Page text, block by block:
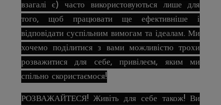
взагалі є) часто використовуються лише для
того, щоб працювати ще ефективніше і
відповідати суспільним вимогам та ідеалам. Ми
хочемо поділитися з вами можливістю трохи
розважитися для себе, привілеєм, яким ми
спільно скористаємося!
РОЗВАЖАЙТЕСЯ! Живіть для себе також! Ви